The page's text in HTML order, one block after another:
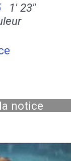
1' 23''
notice